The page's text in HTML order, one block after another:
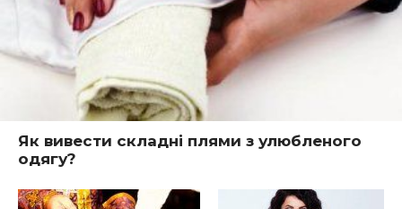
Як вивести складні плями з улюбленого
одягу?